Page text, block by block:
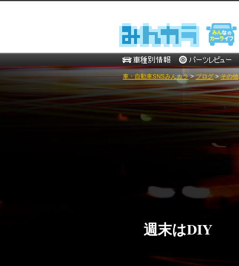
車・自動車SNSみんカラ>ブログ>その他
週末はDIY